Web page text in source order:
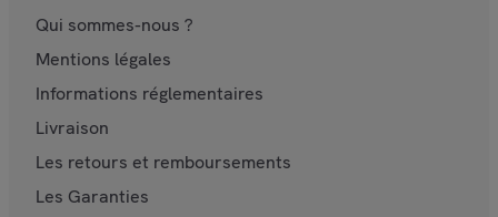
Qui sommes-nous ?
Mentions légales
Informations réglementaires
Livraison
Les retours et remboursements
Les Garanties